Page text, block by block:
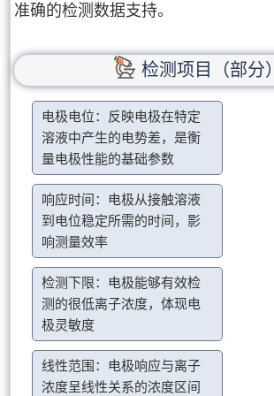
准确的检测数据支持。
检测项目（部分）
电极电位：反映电极在特定
溶液中产生的电势差，是衡
量电极性能的基础参数
响应时间：电极从接触溶液
到电位稳定所需的时间，影
响测量效率
检测下限：电极能够有效检
测的很低离子浓度，体现电
极灵敏度
线性范围：电极响应与离子
浓度呈线性关系的浓度区间